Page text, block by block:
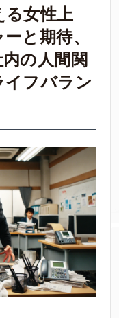
る女性上
と期待、
の人間関
フバラン